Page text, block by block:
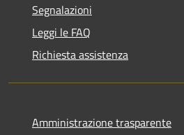
Segnalazioni
Leggi le FAQ
Richiesta assistenza
Amministrazione trasparente